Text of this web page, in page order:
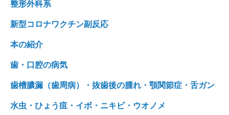
整形外科系
新型コロナワクチン副反応
本の紹介
歯・口腔の病気
歯槽膿漏（歯周病）・抜歯後の腫れ・顎関節症・舌ガン
水虫・ひょう疽・イボ・ニキビ・ウオノメ